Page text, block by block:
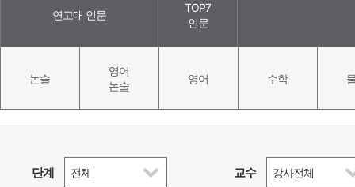
연고대 인문
TOP7
인문
논술
영어
논술
영어 수학
단계 교수